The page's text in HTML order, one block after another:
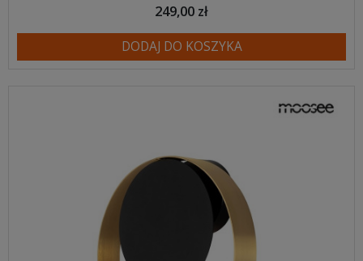
249,00 zł
DODAJ DO KOSZYKA